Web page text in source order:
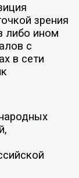
зрения
либо ином
с
в сети